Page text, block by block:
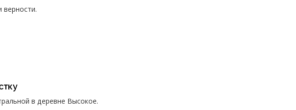
в деревне Высокое.